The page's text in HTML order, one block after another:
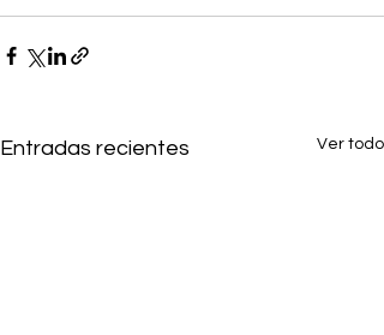
Entradas recientes Ver todo